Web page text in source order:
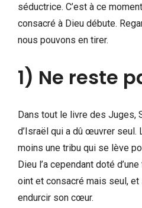
séductrice. C’est à ce
consacré à Dieu débute.
nous pouvons en tirer.
1) Ne reste
Dans tout le livre des Juges,
d’Israël qui a dû œuvrer seul.
moins une tribu qui se lève
Dieu l’a cependant doté
oint et consacré mais seul,
endurcir son cœur.